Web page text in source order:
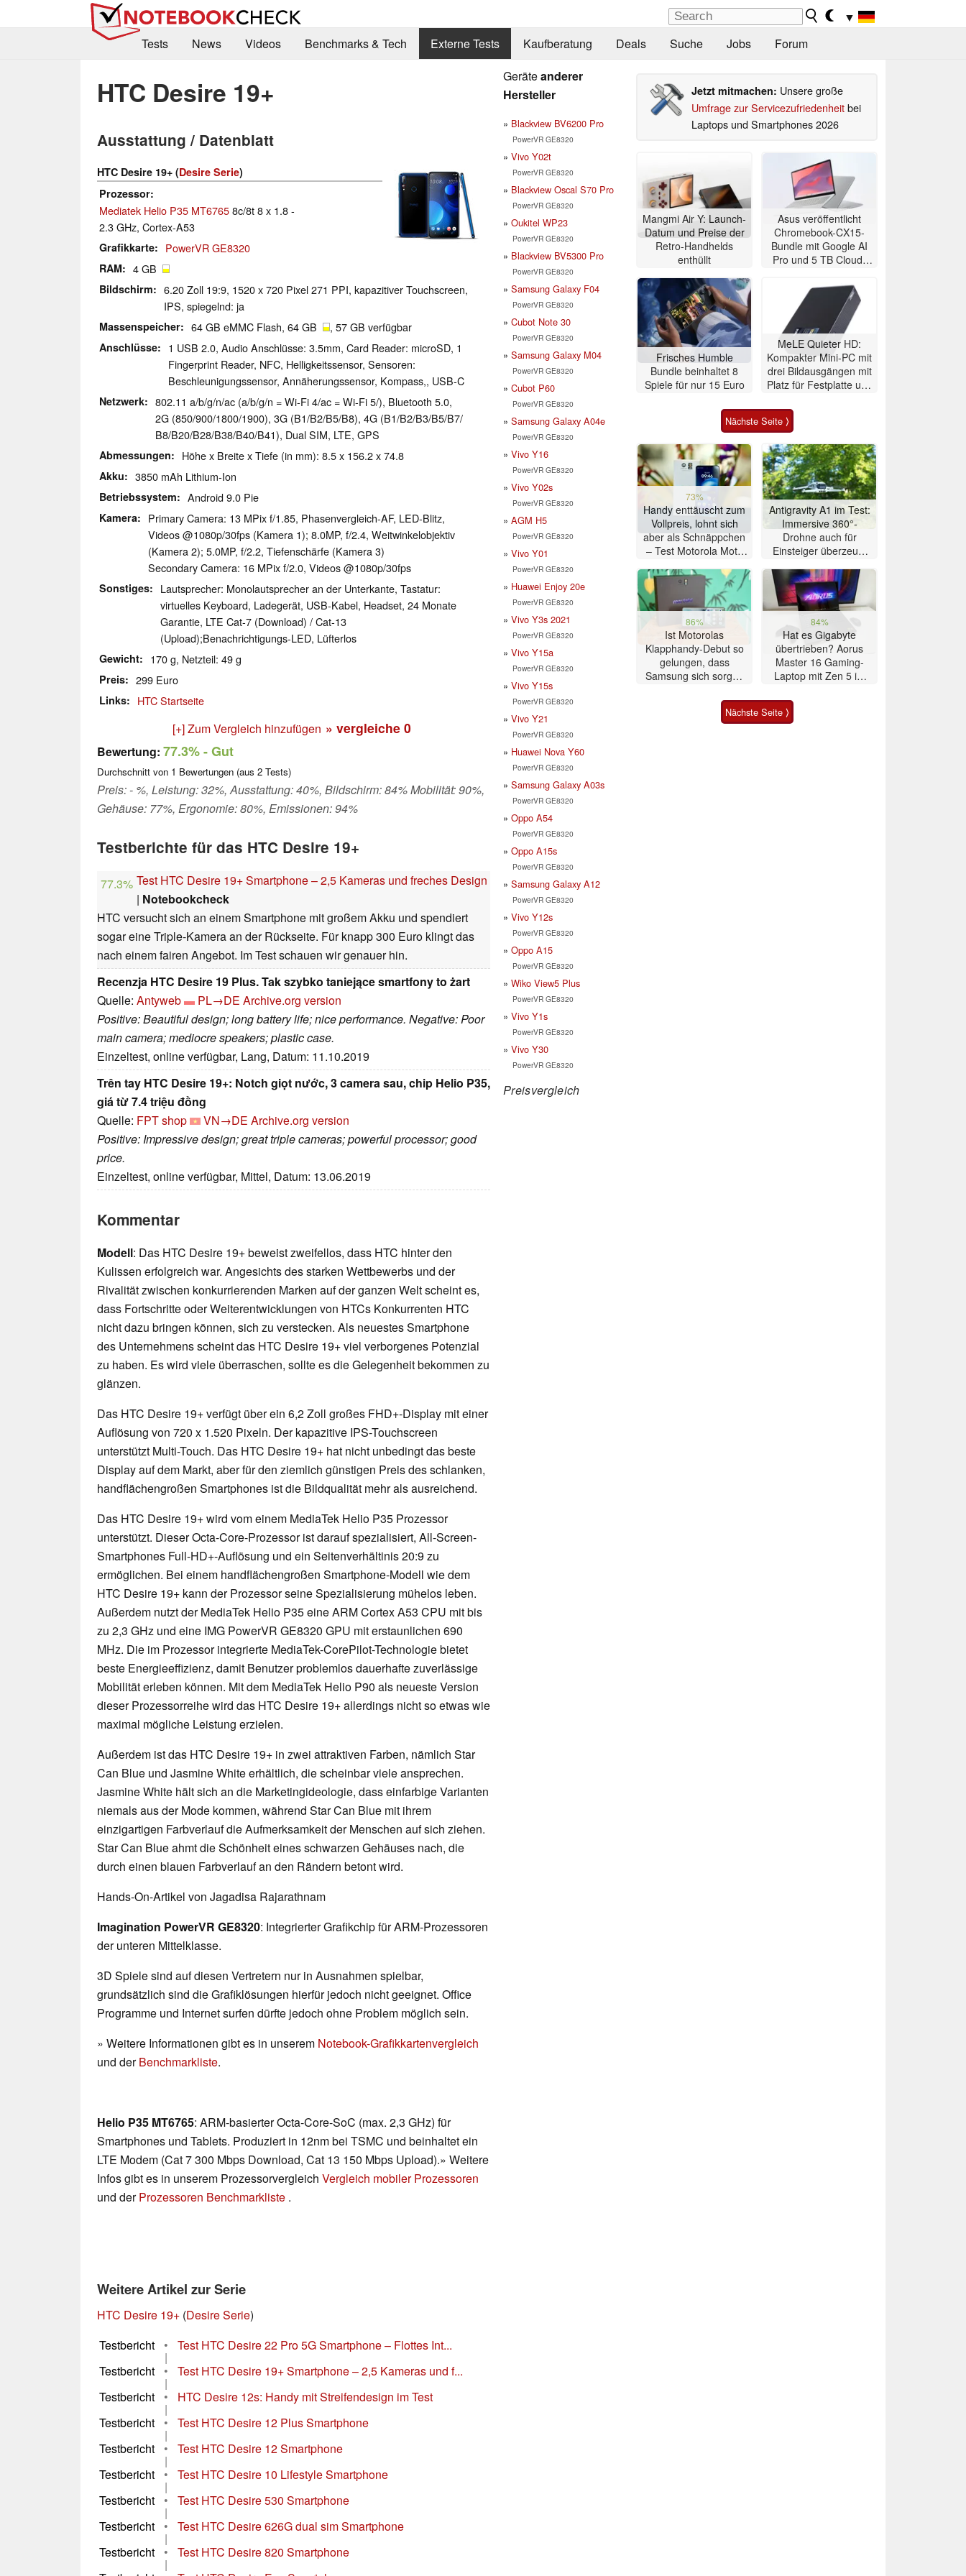
▼
Tests
News Videos Benchmarks & Tech Externe Tests Kaufberatung Deals Suche Jobs Forum
HTC Desire 19+
Ausstattung / Datenblatt
HTC Desire 19+ (Desire Serie)
Prozessor
Mediatek Helio P35 MT67658c/8t 8 x 1.8 -
2.3 GHz, Cortex-A53
Grafikkarte PowerVR GE8320
RAM 4 GB
Bildschirm
6.20 Zoll 19:9, 1520 x 720 Pixel 271 PPI, kapazitiver Touchscreen,
IPS, spiegelnd: ja
Massenspeicher 64 GB eMMC Flash, 64 GB , 57 GB verfügbar
Anschlüsse
1 USB 2.0, Audio Anschlüsse: 3.5mm, Card Reader: microSD, 1
Fingerprint Reader, NFC, Helligkeitssensor, Sensoren:
Beschleunigungssensor, Annäherungssensor, Kompass,, USB-C
Netzwerk
802.11 a/b/g/n/ac (a/b/g/n = Wi-Fi 4/ac = Wi-Fi 5/), Bluetooth 5.0,
2G (850/​900/​1800/​1900), 3G (B1/​B2/​B5/​B8), 4G (B1/​B2/​B3/​B5/​B7/​
B8/​B20/​B28/​B38/​B40/​B41), Dual SIM, LTE, GPS
Abmessungen Höhe x Breite x Tiefe (in mm): 8.5 x 156.2 x 74.8
Akku 3850 mAh Lithium-Ion
Betriebssystem Android 9.0 Pie
Kamera
Primary Camera: 13 MPix f/​1.85, Phasenvergleich-AF, LED-Blitz,
Videos @1080p/​30fps (Kamera 1); 8.0MP, f/​2.4, Weitwinkelobjektiv
(Kamera 2); 5.0MP, f/​2.2, Tiefenschärfe (Kamera 3)
Secondary Camera: 16 MPix f/​2.0, Videos @1080p/​30fps
Sonstiges
Lautsprecher: Monolautsprecher an der Unterkante, Tastatur:
virtuelles Keyboard, Ladegerät, USB-Kabel, Headset, 24 Monate
Garantie, LTE Cat-7 (Download) / Cat-13
(Upload);Benachrichtigungs-LED, Lüfterlos
Gewicht 170 g, Netzteil: 49 g
Preis 299 Euro
Links HTC Startseite
[+] Zum Vergleich hinzufügen » vergleiche 0
Bewertung: 77.3%- Gut
Durchschnitt von 1 Bewertungen (aus 2 Tests)
Preis: - %, Leistung: 32%, Ausstattung: 40%, Bildschirm: 84% Mobilität: 90%,
Gehäuse: 77%, Ergonomie: 80%, Emissionen: 94%
Testberichte für das HTC Desire 19+
77.3% Test HTC Desire 19+ Smartphone – 2,5 Kameras und freches Design
| Notebookcheck
HTC versucht sich an einem Smartphone mit großem Akku und spendiert
sogar eine Triple-Kamera an der Rückseite. Für knapp 300 Euro klingt das
nach einem fairen Angebot. Im Test schauen wir genauer hin.
Recenzja HTC Desire 19 Plus. Tak szybko taniejące smartfony to żart
Quelle: Antyweb PL→DE Archive.org version
Positive: Beautiful design; long battery life; nice performance. Negative: Poor
main camera; mediocre speakers; plastic case.
Einzeltest, online verfügbar, Lang, Datum: 11.10.2019
Trên tay HTC Desire 19+: Notch giọt nước, 3 camera sau, chip Helio P35,
giá từ 7.4 triệu đồng
Quelle: FPT shop VN→DE Archive.org version
Positive: Impressive design; great triple cameras; powerful processor; good
price.
Einzeltest, online verfügbar, Mittel, Datum: 13.06.2019
Kommentar
Modell: Das HTC Desire 19+ beweist zweifellos, dass HTC hinter den
Kulissen erfolgreich war. Angesichts des starken Wettbewerbs und der
Rivalität zwischen konkurrierenden Marken auf der ganzen Welt scheint es,
dass Fortschritte oder Weiterentwicklungen von HTCs Konkurrenten HTC
nicht dazu bringen können, sich zu verstecken. Als neuestes Smartphone
des Unternehmens scheint das HTC Desire 19+ viel verborgenes Potenzial
zu haben. Es wird viele überraschen, sollte es die Gelegenheit bekommen zu
glänzen.
Das HTC Desire 19+ verfügt über ein 6,2 Zoll großes FHD+-Display mit einer
Auflösung von 720 x 1.520 Pixeln. Der kapazitive IPS-Touchscreen
unterstützt Multi-Touch. Das HTC Desire 19+ hat nicht unbedingt das beste
Display auf dem Markt, aber für den ziemlich günstigen Preis des schlanken,
handflächengroßen Smartphones ist die Bildqualität mehr als ausreichend.
Das HTC Desire 19+ wird vom einem MediaTek Helio P35 Prozessor
unterstützt. Dieser Octa-Core-Prozessor ist darauf spezialisiert, All-Screen-
Smartphones Full-HD+-Auflösung und ein Seitenverhältinis 20:9 zu
ermöglichen. Bei einem handflächengroßen Smartphone-Modell wie dem
HTC Desire 19+ kann der Prozessor seine Spezialisierung mühelos leben.
Außerdem nutzt der MediaTek Helio P35 eine ARM Cortex A53 CPU mit bis
zu 2,3 GHz und eine IMG PowerVR GE8320 GPU mit erstaunlichen 690
MHz. Die im Prozessor integrierte MediaTek-CorePilot-Technologie bietet
beste Energieeffizienz, damit Benutzer problemlos dauerhafte zuverlässige
Mobilität erleben können. Mit dem MediaTek Helio P90 als neueste Version
dieser Prozessorreihe wird das HTC Desire 19+ allerdings nicht so etwas wie
maximal mögliche Leistung erzielen.
Außerdem ist das HTC Desire 19+ in zwei attraktiven Farben, nämlich Star
Can Blue und Jasmine White erhältlich, die scheinbar viele ansprechen.
Jasmine White hält sich an die Marketingideologie, dass einfarbige Varianten
niemals aus der Mode kommen, während Star Can Blue mit ihrem
einzigartigen Farbverlauf die Aufmerksamkeit der Menschen auf sich ziehen.
Star Can Blue ahmt die Schönheit eines schwarzen Gehäuses nach, die
durch einen blauen Farbverlauf an den Rändern betont wird.
Hands-On-Artikel von Jagadisa Rajarathnam
Imagination PowerVR GE8320: Integrierter Grafikchip für ARM-Prozessoren
der unteren Mittelklasse.
3D Spiele sind auf diesen Vertretern nur in Ausnahmen spielbar,
grundsätzlich sind die Grafiklösungen hierfür jedoch nicht geeignet. Office
Programme und Internet surfen dürfte jedoch ohne Problem möglich sein.
» Weitere Informationen gibt es in unserem Notebook-Grafikkartenvergleich
und derBenchmarkliste.
Helio P35 MT6765: ARM-basierter Octa-Core-SoC (max. 2,3 GHz) für
Smartphones und Tablets. Produziert in 12nm bei TSMC und beinhaltet ein
LTE Modem (Cat 7 300 Mbps Download, Cat 13 150 Mbps Upload).» Weitere
Infos gibt es in unserem Prozessorvergleich Vergleich mobiler Prozessoren
und derProzessoren Benchmarkliste .
Weitere Artikel zur Serie
HTC Desire 19+ (Desire Serie)
Testbericht
• Test HTC Desire 22 Pro 5G Smartphone – Flottes Int...
|
Testbericht
• Test HTC Desire 19+ Smartphone – 2,5 Kameras und f...
|
Testbericht
• HTC Desire 12s: Handy mit Streifendesign im Test
|
Testbericht
• Test HTC Desire 12 Plus Smartphone
|
Testbericht
• Test HTC Desire 12 Smartphone
|
Testbericht
• Test HTC Desire 10 Lifestyle Smartphone
|
Testbericht
• Test HTC Desire 530 Smartphone
|
Testbericht
• Test HTC Desire 626G dual sim Smartphone
|
Testbericht
• Test HTC Desire 820 Smartphone
|
Geräteanderer
Hersteller
Blackview BV6200 Pro
PowerVR GE8320
Vivo Y02t
PowerVR GE8320
Blackview Oscal S70 Pro
PowerVR GE8320
Oukitel WP23
PowerVR GE8320
Blackview BV5300 Pro
PowerVR GE8320
Samsung Galaxy F04
PowerVR GE8320
Cubot Note 30
PowerVR GE8320
Samsung Galaxy M04
PowerVR GE8320
Cubot P60
PowerVR GE8320
Samsung Galaxy A04e
PowerVR GE8320
Vivo Y16
PowerVR GE8320
Vivo Y02s
PowerVR GE8320
AGM H5
PowerVR GE8320
Vivo Y01
PowerVR GE8320
Huawei Enjoy 20e
PowerVR GE8320
Vivo Y3s 2021
PowerVR GE8320
Vivo Y15a
PowerVR GE8320
Vivo Y15s
PowerVR GE8320
Vivo Y21
PowerVR GE8320
Huawei Nova Y60
PowerVR GE8320
Samsung Galaxy A03s
PowerVR GE8320
Oppo A54
PowerVR GE8320
Oppo A15s
PowerVR GE8320
Samsung Galaxy A12
PowerVR GE8320
Vivo Y12s
PowerVR GE8320
Oppo A15
PowerVR GE8320
Wiko View5 Plus
PowerVR GE8320
Vivo Y1s
PowerVR GE8320
Vivo Y30
PowerVR GE8320
Preisvergleich
Jetzt mitmachen: Unsere große
Umfrage zur Servicezufriedenheitbei
Laptops und Smartphones 2026
Mangmi Air Y: Launch-
Datum und Preise der
Retro-Handhelds
enthüllt
Asus veröffentlicht
Chromebook-CX15-
Bundle mit Google AI
Pro und 5 TB Cloud-
Frisches Humble
Bundle beinhaltet 8
Spiele für nur 15 Euro
MeLE Quieter HD:
Kompakter Mini-PC mit
drei Bildausgängen mit
Platz für Festplatte und
Nächste Seite ⟩
73%
Handy enttäuscht zum
Vollpreis, lohnt sich
aber als Schnäppchen
– Test Motorola Moto
Antigravity A1 im Test:
Immersive 360°-
Drohne auch für
Einsteiger überzeugt
86%
Ist Motorolas
Klapphandy-Debut so
gelungen, dass
Samsung sich sorgen
Smartphone im Test
84%
Hat es Gigabyte
übertrieben? Aorus
Master 16 Gaming-
Laptop mit Zen 5 im
Nächste Seite ⟩